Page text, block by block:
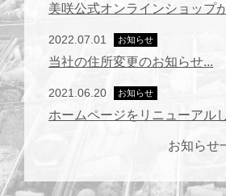
美咲公式オンラインショップ
2022.07.01 お知らせ
当社の住所変更のお知らせ...
2021.06.20 お知らせ
ホームページをリニューアル
お知らせ